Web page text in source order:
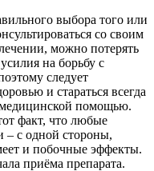
выбора того или
со своим
можно потерять
на борьбу с
следует
и стараться всегда
помощью.
факт, что любые
– с одной стороны,
и побочные эффекты.
приёма препарата.